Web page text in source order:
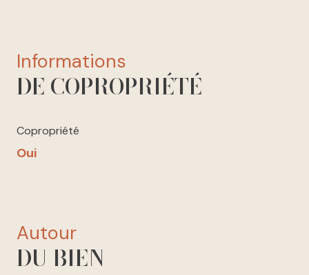
informations
DE COPROPRIÉTÉ
Copropriété
Oui
autour
DU BIEN